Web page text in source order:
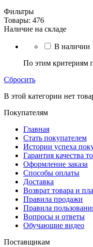
Фильтры
Товары: 476
Наличие на складе
В наличии
По этим критериям
Сбросить
В этой категории нет
Покупателям
Главная
Стать покупателем
Истории успеха
Гарантия качества
Оформление заказа
Способы оплаты
Доставка
Возврат товара и
Правила продажи
Правила
Вопросы и ответы
Обучающие видео
Поставщикам